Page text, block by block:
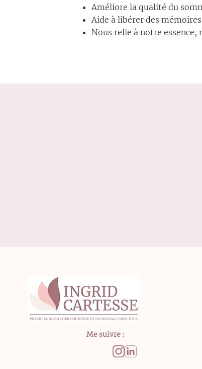
Améliore la qualité du
Aide à libérer des
Nous relie à notre
Me suivre :